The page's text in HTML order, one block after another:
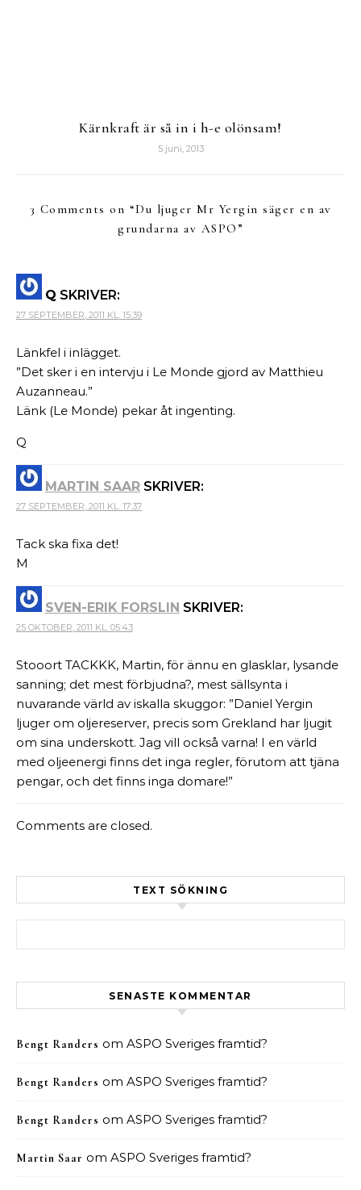
Kärnkraft är så in i h-e olönsam!
5 juni, 2013
3 Comments on “Du ljuger Mr Yergin säger en av
grundarna av ASPO ”
Q SKRIVER:
27 SEPTEMBER, 2011 KL. 15:39
Länkfel i inlägget.
”Det sker i en intervju i Le Monde gjord av Matthieu
Auzanneau.”
Länk (Le Monde) pekar åt ingenting.
Q
MARTIN SAAR SKRIVER:
27 SEPTEMBER, 2011 KL. 17:37
Tack ska fixa det!
M
SVEN-ERIK FORSLIN SKRIVER:
25 OKTOBER, 2011 KL. 05:43
Stooort TACKKK, Martin, för ännu en glasklar, lysande
sanning; det mest förbjudna?, mest sällsynta i
nuvarande värld av iskalla skuggor: ”Daniel Yergin
ljuger om oljereserver, precis som Grekland har ljugit
om sina underskott. Jag vill också varna! I en värld
med oljeenergi finns det inga regler, förutom att tjäna
pengar, och det finns inga domare!”
Comments are closed.
TEXT SÖKNING
SENASTE KOMMENTAR
Bengt Randers om ASPO Sveriges framtid?
Bengt Randers om ASPO Sveriges framtid?
Bengt Randers om ASPO Sveriges framtid?
Martin Saar om ASPO Sveriges framtid?